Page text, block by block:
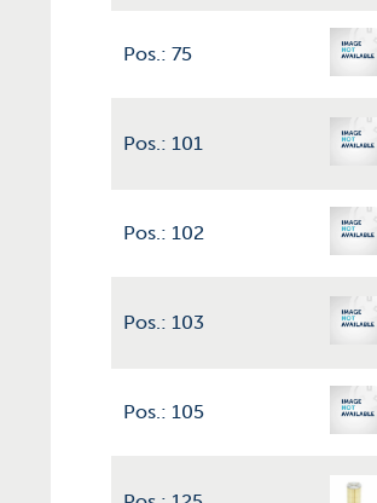
Pos.: 75
Pos.: 101
Pos.: 102
Pos.: 103
Pos.: 105